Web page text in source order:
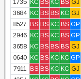
1735 KC BS KC BS GJ
3684 KC BS BS KC GJ
8527 BS BS KC BS GP
2946 KC BS KC BS GP
3658 KC BS BS BS GJ
0640 KC BS KC KC GP
7911 BS BS KC KC GJ